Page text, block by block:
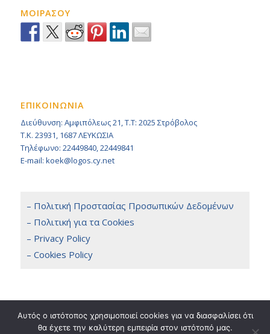
ΜΟΙΡΑΣΟΥ
ΕΠΙΚΟΙΝΩΝΙΑ
Διεύθυνση: Αμφιπόλεως 21, Τ.Τ: 2025 Στρόβολος
Τ.Κ. 23931, 1687 ΛΕΥΚΩΣΙΑ
Τηλέφωνο: 22449840, 22449841
E-mail: koek@logos.cy.net
– Πολιτική Προστασίας Προσωπικών Δεδομένων
– Πολιτική για τα Cookies
– Privacy Policy
– Cookies Policy
Αυτός ο ιστότοπος χρησιμοποιεί cookies για να διασφαλίσει ότι
θα έχετε την καλύτερη εμπειρία στον ιστότοπό μας.